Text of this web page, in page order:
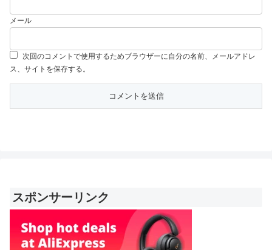
メール
次回のコメントで使用するためブラウザーに自分の名前、メールアドレ
ス、サイトを保存する。
スポンサーリンク